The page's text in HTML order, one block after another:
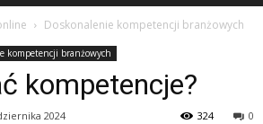
Doskonalenie kompetencji branżowych
kompetencji branżowych
kompetencje?
2024 0
324